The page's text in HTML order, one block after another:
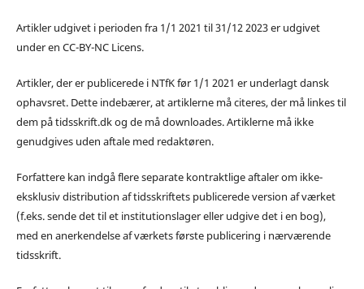
Artikler udgivet i perioden fra 1/1 2021 til 31/12 2023 er udgivet
under en CC-BY-NC Licens.
Artikler, der er publicerede i NTfK før 1/1 2021 er underlagt dansk
ophavsret. Dette indebærer, at artiklerne må citeres, der må linkes til
dem på tidsskrift.dk og de må downloades. Artiklerne må ikke
genudgives uden aftale med redaktøren.
Forfattere kan indgå flere separate kontraktlige aftaler om ikke-
eksklusiv distribution af tidsskriftets publicerede version af værket
(f.eks. sende det til et institutionslager eller udgive det i en bog),
med en anerkendelse af værkets første publicering i nærværende
tidsskrift.